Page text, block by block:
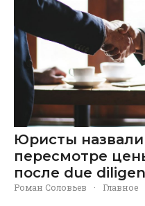
Юристы
пересмотре
после due
Роман Соловьев · Главное